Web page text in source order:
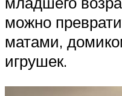
можно
матами,
игрушек.